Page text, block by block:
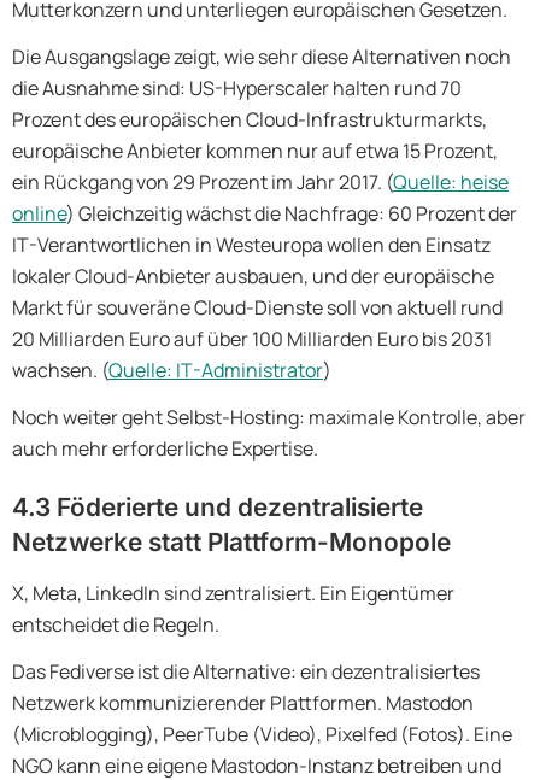
Mutterkonzern und unterliegen europäischen Gesetzen.
Die Ausgangslage zeigt, wie sehr diese Alternativen noch
die Ausnahme sind: US-Hyperscaler halten rund 70
Prozent des europäischen Cloud-Infrastrukturmarkts,
europäische Anbieter kommen nur auf etwa 15 Prozent,
ein Rückgang von 29 Prozent im Jahr 2017. (Quelle: heise
online) Gleichzeitig wächst die Nachfrage: 60 Prozent der
IT-Verantwortlichen in Westeuropa wollen den Einsatz
lokaler Cloud-Anbieter ausbauen, und der europäische
Markt für souveräne Cloud-Dienste soll von aktuell rund
20 Milliarden Euro auf über 100 Milliarden Euro bis 2031
wachsen. (Quelle: IT-Administrator)
Noch weiter geht Selbst-Hosting: maximale Kontrolle, aber
auch mehr erforderliche Expertise.
4.3 Föderierte und dezentralisierte
Netzwerke statt Plattform-Monopole
X, Meta, LinkedIn sind zentralisiert. Ein Eigentümer
entscheidet die Regeln.
Das Fediverse ist die Alternative: ein dezentralisiertes
Netzwerk kommunizierender Plattformen. Mastodon
(Microblogging), PeerTube (Video), Pixelfed (Fotos). Eine
NGO kann eine eigene Mastodon-Instanz betreiben und